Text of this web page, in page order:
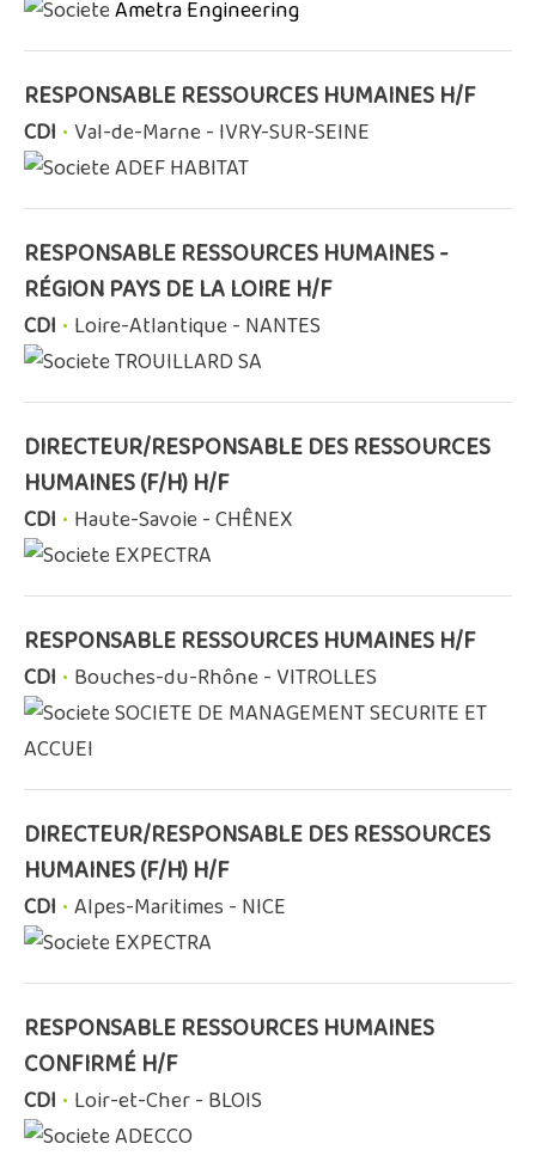
Ametra Engineering
RESPONSABLE RESSOURCES HUMAINES H/F
CDI • Val-de-Marne - IVRY-SUR-SEINE
ADEF HABITAT
RESPONSABLE RESSOURCES HUMAINES -
RÉGION PAYS DE LA LOIRE H/F
CDI • Loire-Atlantique - NANTES
TROUILLARD SA
DIRECTEUR/RESPONSABLE DES RESSOURCES
HUMAINES (F/H) H/F
CDI • Haute-Savoie - CHÊNEX
EXPECTRA
RESPONSABLE RESSOURCES HUMAINES H/F
CDI • Bouches-du-Rhône - VITROLLES
SOCIETE DE MANAGEMENT SECURITE ET
ACCUEI
DIRECTEUR/RESPONSABLE DES RESSOURCES
HUMAINES (F/H) H/F
CDI • Alpes-Maritimes - NICE
EXPECTRA
RESPONSABLE RESSOURCES HUMAINES
CONFIRMÉ H/F
CDI • Loir-et-Cher - BLOIS
ADECCO